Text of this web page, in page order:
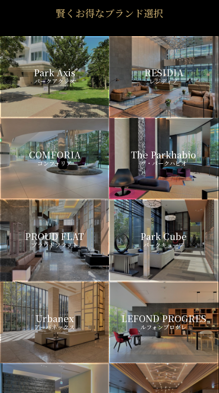
賢くお得なブランド選択
Park Axis
パークアクシス
RESIDIA
レジディア
COMFORIA
コンフォリア
The Parkhabio
ザ・パークハビオ
PROUD FLAT
プラウドフラット
Park Cube
パークキューブ
Urbanex
アーバネックス
LEFOND PROGRES
ルフォンプログレ